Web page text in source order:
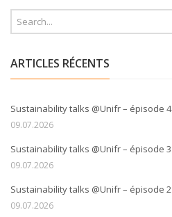
ARTICLES RÉCENTS
Sustainability talks @Unifr – épisode 4
09.07.2026
Sustainability talks @Unifr – épisode 3
09.07.2026
Sustainability talks @Unifr – épisode 2
09.07.2026